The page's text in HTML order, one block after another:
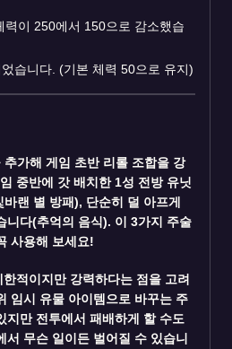
력이 250에서 150으로 감소했습
습니다. (기본 체력 50으로 유지)
가해 게임 초반 리롤 조합을 강
중반에 갓 배치한 1성 전방 유닛
랜 별 방패), 단순히 덜 아프게
니다(추억의 음식). 이 3가지 주술
사용해 보세요!
적이지만 강력하다는 점을 고려
임시 유물 아이템으로 바꾸는 주
지만 전투에서 패배하게 할 수도
서 무슨 일이든 벌어질 수 있습니